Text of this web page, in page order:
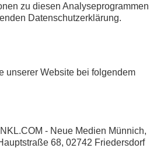
zu diesen Analyseprogrammen
Datenschutzerklärung.
unserer Website bei folgendem
- Neue Medien Münnich,
68, 02742 Friedersdorf